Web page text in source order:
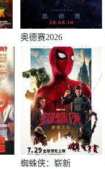
奥德赛2026
蜘蛛侠：崭新